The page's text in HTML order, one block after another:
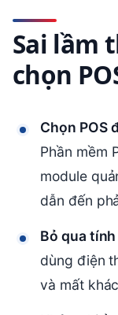
Sai lầm
chọn
Chọn POS
Phần mềm
module
dẫn đến
Bỏ qua
dùng điện
và mất